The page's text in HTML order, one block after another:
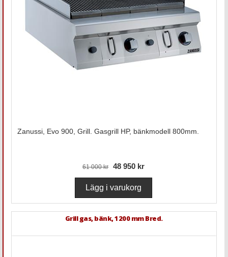
Zanussi, Evo 900, Grill. Gasgrill HP, bänkmodell 800mm.
61 000 kr 48 950 kr
Grill gas, bänk, 1200 mm Bred.